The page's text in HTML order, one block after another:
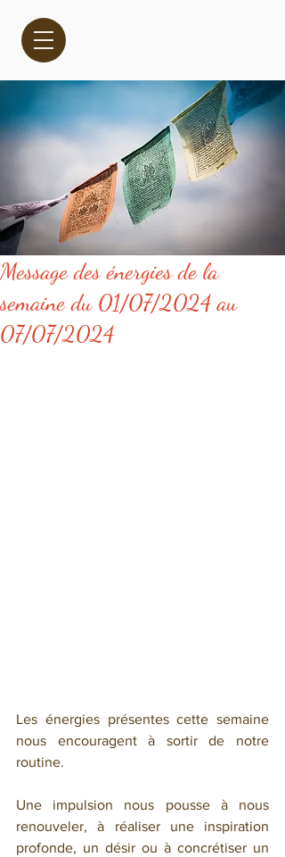
Message des énergies de la
semaine du 01/07/2024 au
07/07/2024
Les énergies présentes cette semaine
nous encouragent à sortir de notre
routine.
Une impulsion nous pousse à nous
renouveler, à réaliser une inspiration
profonde, un désir ou à concrétiser un